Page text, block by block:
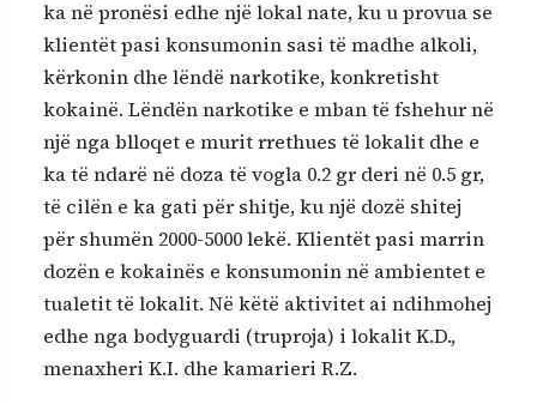
ka në pronësi edhe një lokal nate, ku u provua se
klientët pasi konsumonin sasi të madhe alkoli,
kërkonin dhe lëndë narkotike, konkretisht
kokainë. Lëndën narkotike e mban të fshehur në
një nga blloqet e murit rrethues të lokalit dhe e
ka të ndarë në doza të vogla 0.2 gr deri në 0.5 gr,
të cilën e ka gati për shitje, ku një dozë shitej
për shumën 2000-5000 lekë. Klientët pasi marrin
dozën e kokainës e konsumonin në ambientet e
tualetit të lokalit. Në këtë aktivitet ai ndihmohej
edhe nga bodyguardi (truproja) i lokalit K.D.,
menaxheri K.I. dhe kamarieri R.Z.